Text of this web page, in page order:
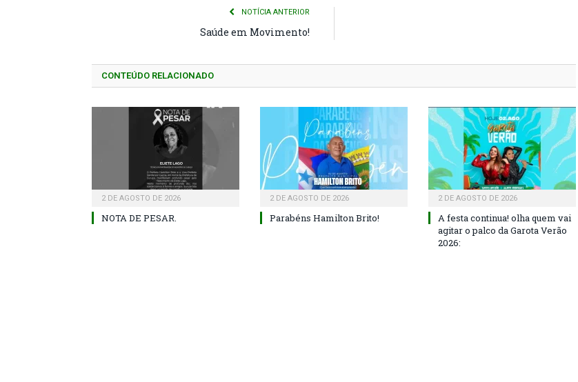
NOTÍCIA ANTERIOR
Saúde em Movimento!
CONTEÚDO RELACIONADO
2 DE AGOSTO DE 2026
NOTA DE PESAR.
2 DE AGOSTO DE 2026
Parabéns Hamilton Brito!
2 DE AGOSTO DE 2026
A festa continua! olha quem vai
agitar o palco da Garota Verão
2026: